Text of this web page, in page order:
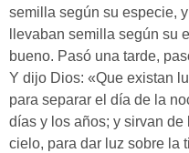
semilla según su especie,
llevaban semilla según su
bueno. Pasó una tarde,
Y dijo Dios: «Que existan
para separar el día de la
días y los años; y sirvan de
cielo, para dar luz sobre la